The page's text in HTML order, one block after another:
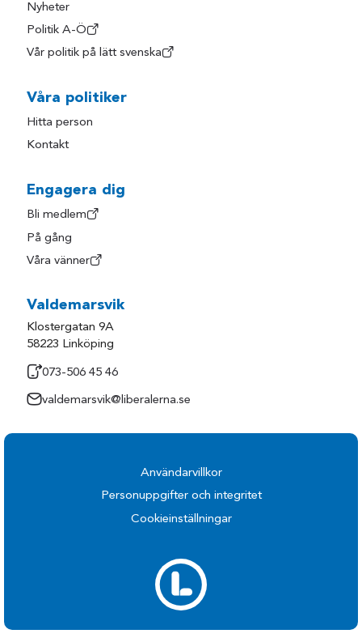
Nyheter
Politik A-Ö
Vår politik på lätt svenska
Våra politiker
Hitta person
Kontakt
Engagera dig
Bli medlem
På gång
Våra vänner
Valdemarsvik
Klostergatan 9A
58223 Linköping
073-506 45 46
valdemarsvik@liberalerna.se
Användarvillkor
Personuppgifter och integritet
Cookieinställningar